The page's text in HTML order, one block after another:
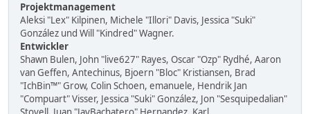
Projektmanagement
Aleksi "Lex" Kilpinen, Michele "Illori" Davis, Jessica "Suki"
González und Will "Kindred" Wagner.
Entwickler
Shawn Bulen, John "live627" Rayes, Oscar "Ozp" Rydhé, Aaron
van Geffen, Antechinus, Bjoern "Bloc" Kristiansen, Brad
"IchBin™" Grow, Colin Schoen, emanuele, Hendrik Jan
"Compuart" Visser, Jessica "Suki" González, Jon "Sesquipedalian"